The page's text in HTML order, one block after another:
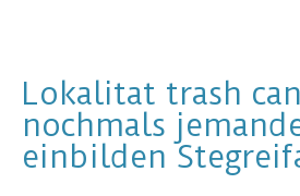
Lokalitat trash
nochmals
einbilden